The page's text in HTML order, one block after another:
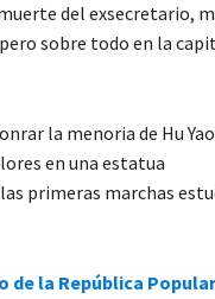
del exsecretario,
sobre todo en la
la menoria de Hu
en una estatua
primeras marchas
la República